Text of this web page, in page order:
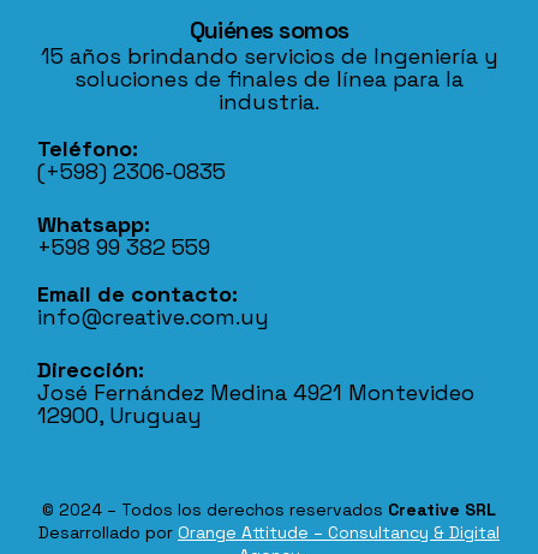
Quiénes somos
15 años brindando servicios de Ingeniería y
soluciones de finales de línea para la
industria.
Teléfono:
(+598) 2306-0835
Whatsapp:
+598 99 382 559
Email de contacto:
info@creative.com.uy
Dirección:
José Fernández Medina 4921 Montevideo
12900, Uruguay
© 2024 – Todos los derechos reservados Creative SRL
Desarrollado por Orange Attitude – Consultancy & Digital